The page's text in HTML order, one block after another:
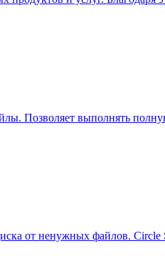
Позволяет выполнять
от ненужных файлов.